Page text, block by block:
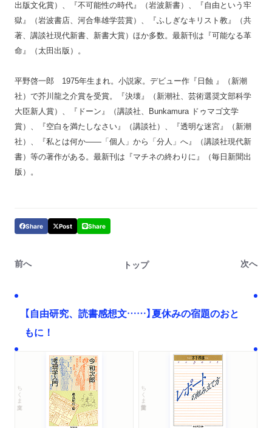
出版文化賞）、『不可能性の時代』（岩波新書）、『自由という牢
獄』（岩波書店、河合隼雄学芸賞）、『ふしぎなキリスト教』（共
著、講談社現代新書、新書大賞）ほか多数。最新刊は『可能なる革
命』（太田出版）。
平野啓一郎 1975年生まれ。小説家。デビュー作『日蝕 』（新潮
社）で芥川龍之介賞を受賞。『決壊』（新潮社、芸術選奨文部科学
大臣新人賞）、『ドーン』（講談社、Bunkamura ドゥマゴ文学
賞）、『空白を満たしなさい』（講談社）、『透明な迷宮』（新潮
社）、『私とは何か――「個人」から「分人」へ』（講談社現代新
書）等の著作がある。最新刊は『マチネの終わりに』（毎日新聞出
版）。
Share Post Share
前へ トップ 次へ
【自由研究、読書感想文……】夏休みの宿題のおと
もに！
ちくま文庫 ちくま学芸文庫